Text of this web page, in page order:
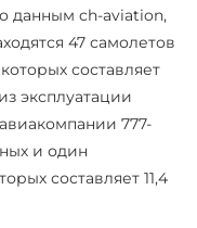
данным ch-aviation,
47 самолетов
составляет
эксплуатации
777-
и один
составляет 11,4